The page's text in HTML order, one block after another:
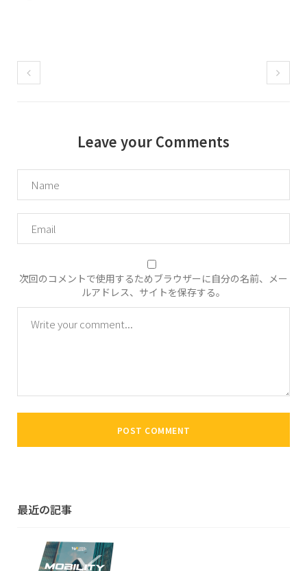
Leave your Comments
次回のコメントで使用するためブラウザーに自分の名前、メー
ルアドレス、サイトを保存する。
最近の記事